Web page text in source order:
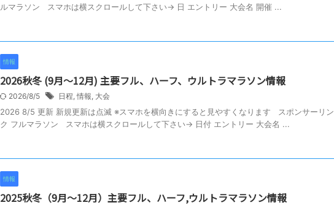
ルマラソン スマホは横スクロールして下さい→ 日 エントリー 大会名 開催 ...
情報
2026秋冬 (9月〜12月) 主要フル、ハーフ、ウルトラマラソン情報
2026/8/5 日程, 情報, 大会
2026 8/5 更新 新規更新は点滅 ※スマホを横向きにすると見やすくなります スポンサーリン
ク フルマラソン スマホは横スクロールして下さい→ 日付 エントリー 大会名 ...
情報
2025秋冬（9月〜12月）主要フル、ハーフ,ウルトラマラソン情報